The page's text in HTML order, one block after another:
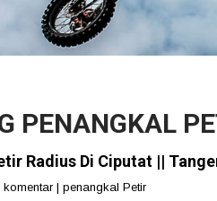
PENANGKAL
Radius Di Ciputat ||
| penangkal Petir